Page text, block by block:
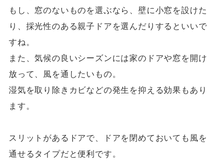
もし、窓のないものを選ぶなら、壁に小窓を設けた
り、採光性のある親子ドアを選んだりするといいで
すね。
また、気候の良いシーズンには家のドアや窓を開け
放って、風を通したいもの。
湿気を取り除きカビなどの発生を抑える効果もあり
ます。
スリットがあるドアで、ドアを閉めておいても風を
通せるタイプだと便利です。